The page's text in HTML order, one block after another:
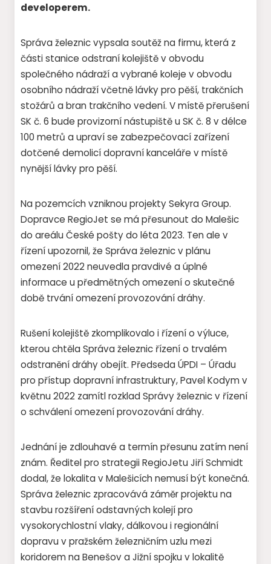
developerem.
Správa železnic vypsala soutěž na firmu, která z
části stanice odstraní kolejiště v obvodu
společného nádraží a vybrané koleje v obvodu
osobního nádraží včetně lávky pro pěší, trakčních
stožárů a bran trakčního vedení. V místě přerušení
SK č. 6 bude provizorní nástupiště u SK č. 8 v délce
100 metrů a upraví se zabezpečovací zařízení
dotčené demolicí dopravní kanceláře v místě
nynější lávky pro pěší.
Na pozemcích vzniknou projekty Sekyra Group.
Dopravce RegioJet se má přesunout do Malešic
do areálu České pošty do léta 2023. Ten ale v
řízení upozornil, že Správa železnic v plánu
omezení 2022 neuvedla pravdivé a úplné
informace u předmětných omezení o skutečné
době trvání omezení provozování dráhy.
Rušení kolejiště zkomplikovalo i řízení o výluce,
kterou chtěla Správa železnic řízení o trvalém
odstranění dráhy obejít. Předseda ÚPDI – Úřadu
pro přístup dopravní infrastruktury, Pavel Kodym v
květnu 2022 zamítl rozklad Správy železnic v řízení
o schválení omezení provozování dráhy.
Jednání je zdlouhavé a termín přesunu zatím není
znám. Ředitel pro strategii RegioJetu Jiří Schmidt
dodal, že lokalita v Malešicích nemusí být konečná.
Správa železnic zpracovává záměr projektu na
stavbu rozšíření odstavných kolejí pro
vysokorychlostní vlaky, dálkovou i regionální
dopravu v pražském železničním uzlu mezi
koridorem na Benešov a Jižní spojku v lokalitě